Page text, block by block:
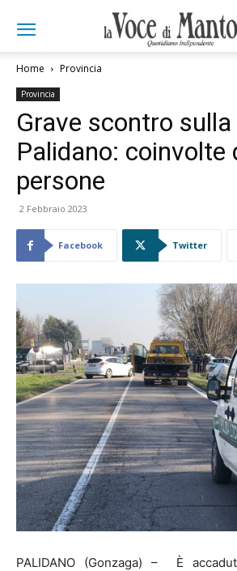
Home Provincia
Provincia
Grave scontro
Palidano: coinvolte
persone
2 Febbraio 2023
Facebook Twitter
PALIDANO (Gonzaga) – È